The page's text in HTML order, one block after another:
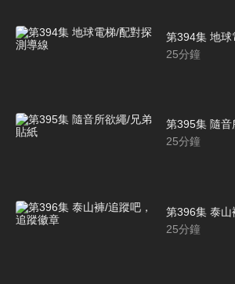
第394集 地球
25分鐘
第395集 隨音
25分鐘
第396集 泰山
25分鐘